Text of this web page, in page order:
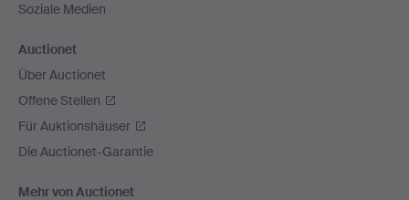
Soziale Medien
Auctionet
Über Auctionet
Offene Stellen
Für Auktionshäuser
Die Auctionet-Garantie
Mehr von Auctionet